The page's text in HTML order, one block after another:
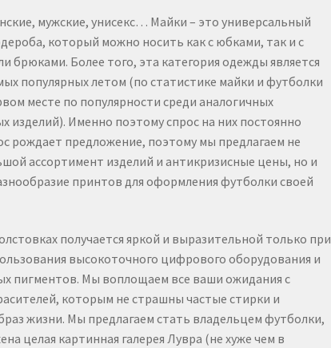
мужские, унисекс… Майки – это универсальный
который можно носить как с юбками, так и с
брюками. Более того, эта категория одежды является
популярных летом (по статистике майки и футболки
месте по популярности среди аналогичных
изделий). Именно поэтому спрос на них постоянно
рождает предложение, поэтому мы предлагаем не
ассортимент изделий и антикризисные цены, но и
принтов для оформления футболки своей
получается яркой и выразительной только при
высокоточного цифрового оборудования и
пигментов. Мы воплощаем все ваши ожидания с
которым не страшны частые стирки и
жизни. Мы предлагаем стать владельцем футболки,
целая картинная галерея Лувра (не хуже чем в